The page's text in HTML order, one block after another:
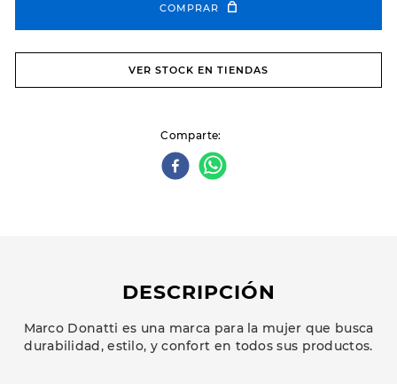
COMPRAR
VER STOCK EN TIENDAS
Comparte
DESCRIPCIÓN
Marco Donatti es una marca para la mujer que busca
durabilidad, estilo, y confort en todos sus productos.